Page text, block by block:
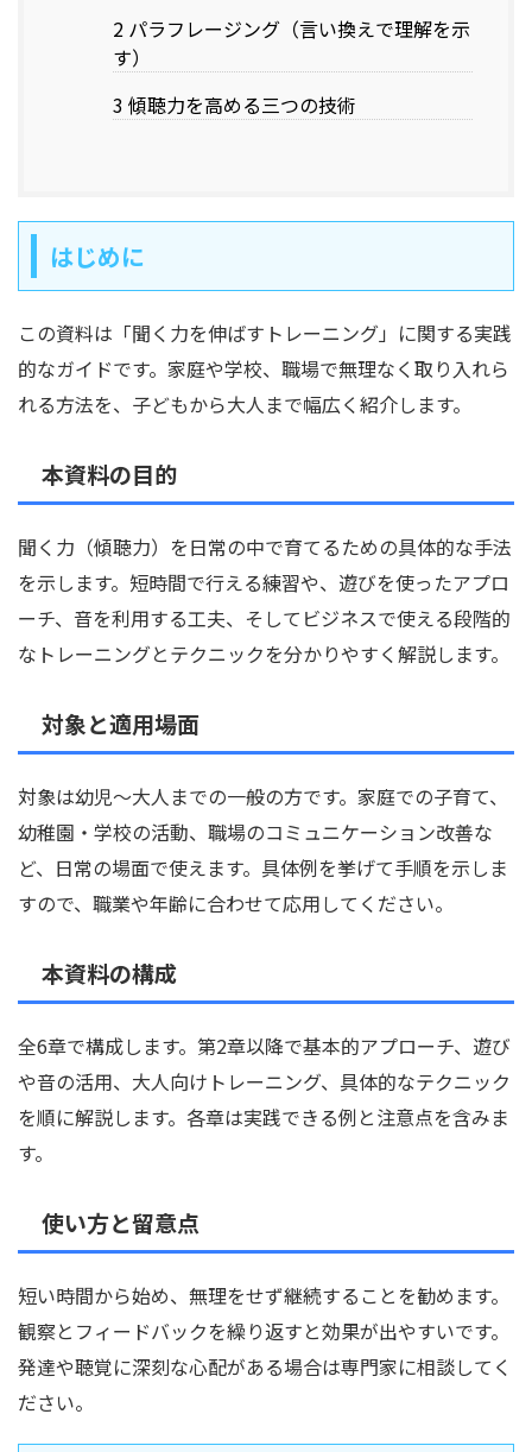
2 パラフレージング（言い換えで理解を示
す）
3 傾聴力を高める三つの技術
はじめに
この資料は「聞く力を伸ばすトレーニング」に関する実践
的なガイドです。家庭や学校、職場で無理なく取り入れら
れる方法を、子どもから大人まで幅広く紹介します。
本資料の目的
聞く力（傾聴力）を日常の中で育てるための具体的な手法
を示します。短時間で行える練習や、遊びを使ったアプロ
ーチ、音を利用する工夫、そしてビジネスで使える段階的
なトレーニングとテクニックを分かりやすく解説します。
対象と適用場面
対象は幼児〜大人までの一般の方です。家庭での子育て、
幼稚園・学校の活動、職場のコミュニケーション改善な
ど、日常の場面で使えます。具体例を挙げて手順を示しま
すので、職業や年齢に合わせて応用してください。
本資料の構成
全6章で構成します。第2章以降で基本的アプローチ、遊び
や音の活用、大人向けトレーニング、具体的なテクニック
を順に解説します。各章は実践できる例と注意点を含みま
す。
使い方と留意点
短い時間から始め、無理をせず継続することを勧めます。
観察とフィードバックを繰り返すと効果が出やすいです。
発達や聴覚に深刻な心配がある場合は専門家に相談してく
ださい。